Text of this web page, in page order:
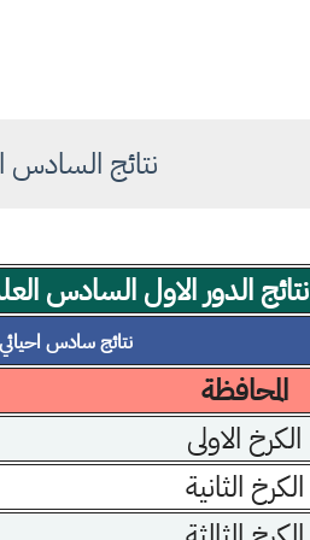
نتائج السادس
نتائج الدور الاول السادس
نتائج سادس
المحافظة
الكرخ الاولى
الكرخ الثانية